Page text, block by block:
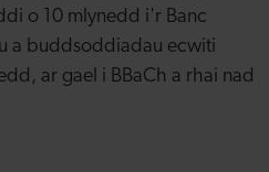
o 10 mlynedd i'r Banc
a buddsoddiadau ecwiti
ar gael i BBaCh a rhai nad